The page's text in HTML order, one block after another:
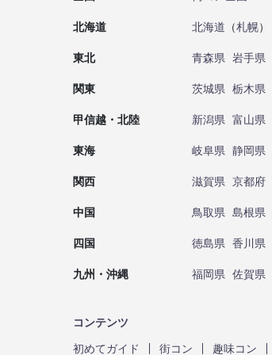
北海道 北海道 （札幌）
東北 青森県 岩手県
関東 茨城県 栃木県
甲信越・北陸 新潟県 富山県
東海 岐阜県 静岡県
関西 滋賀県 京都府
中国 鳥取県 島根県
四国 徳島県 香川県
九州・沖縄 福岡県 佐賀県
コンテンツ
初めてガイド
街コン 趣味コン